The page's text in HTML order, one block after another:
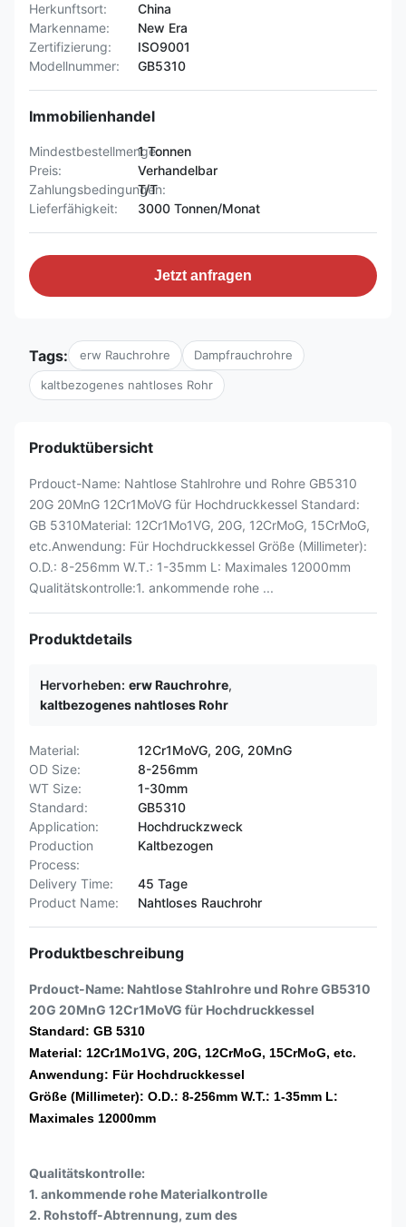
Herkunftsort:
China
Markenname:
New Era
Zertifizierung:
ISO9001
Modellnummer:
GB5310
Immobilienhandel
Mindestbestellmenge:1 Tonnen
Preis:
Verhandelbar
Zahlungsbedingungen:
T/T
Lieferfähigkeit:
3000 Tonnen/Monat
Jetzt anfragen
Tags: erw Rauchrohre Dampfrauchrohre
kaltbezogenes nahtloses Rohr
Produktübersicht
Prdouct-Name: Nahtlose Stahlrohre und Rohre GB5310
20G 20MnG 12Cr1MoVG für Hochdruckkessel Standard:
GB 5310Material: 12Cr1Mo1VG, 20G, 12CrMoG, 15CrMoG,
etc.Anwendung: Für Hochdruckkessel Größe (Millimeter):
O.D.: 8-256mm W.T.: 1-35mm L: Maximales 12000mm
Qualitätskontrolle:1. ankommende rohe ...
Produktdetails
Hervorheben: erw Rauchrohre,
kaltbezogenes nahtloses Rohr
Material:
12Cr1MoVG, 20G, 20MnG
OD Size:
8-256mm
WT Size:
1-30mm
Standard:
GB5310
Application:
Hochdruckzweck
Production
Process:
Kaltbezogen
Delivery Time:
45 Tage
Product Name:
Nahtloses Rauchrohr
Produktbeschreibung
Prdouct-Name: Nahtlose Stahlrohre und Rohre GB5310
20G 20MnG 12Cr1MoVG für Hochdruckkessel
Standard: GB 5310
Material: 12Cr1Mo1VG, 20G, 12CrMoG, 15CrMoG, etc.
Anwendung: Für Hochdruckkessel
Größe (Millimeter): O.D.: 8-256mm W.T.: 1-35mm L:
Maximales 12000mm
Qualitätskontrolle:
1. ankommende rohe Materialkontrolle
2. Rohstoff-Abtrennung, zum des